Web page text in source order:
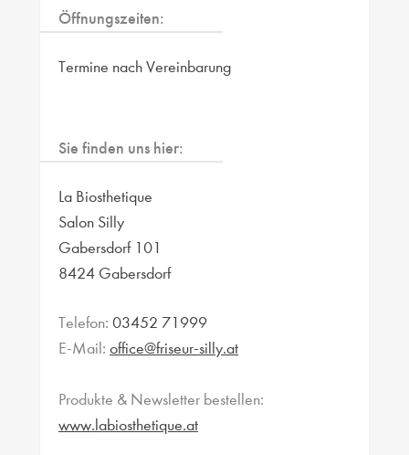
Öffnungszeiten:
Termine nach Vereinbarung
Sie finden uns hier:
La Biosthetique
Salon Silly
Gabersdorf 101
8424 Gabersdorf
Telefon: 03452 71999
E-Mail: office@friseur-silly.at
Produkte & Newsletter bestellen:
www.labiosthetique.at